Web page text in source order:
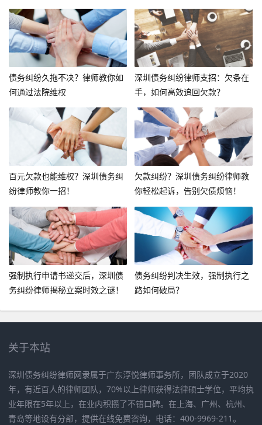
债务纠纷久拖不决？律师教你如
何通过法院维权
深圳债务纠纷律师支招：欠条在
手，如何高效追回欠款？
百元欠款也能维权？深圳债务纠
纷律师教你一招！
欠款纠纷？深圳债务纠纷律师教
你轻松起诉，告别欠债烦恼！
强制执行申请书递交后，深圳债
务纠纷律师揭秘立案时效之谜！
债务纠纷判决生效，强制执行之
路如何破局？
关于本站
深圳债务纠纷律师网隶属于广东淳悦律师事务所，团队成立于2020
年，有近百人的律师团队，70%以上律师获得法律硕士学位，平均执
业年限在5年以上，在业内积攒了不错口碑。在上海、广州、杭州、
青岛等地设有分部，提供在线免费咨询，电话：400-9969-211。